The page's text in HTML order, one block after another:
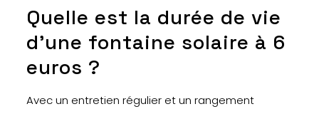
Quelle est la durée de vie
d’une fontaine solaire à 6
euros ?
Avec un entretien régulier et un rangement